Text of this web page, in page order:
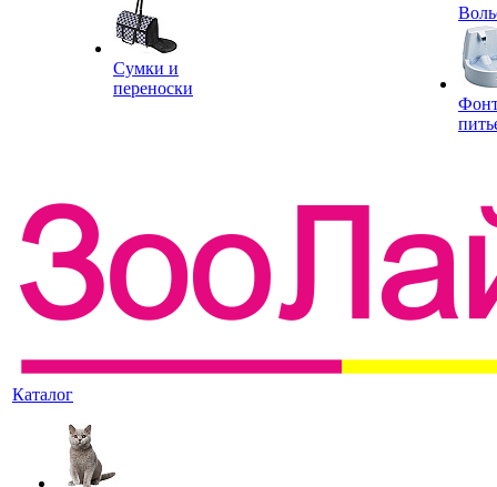
Сумки и
переноски
Каталог